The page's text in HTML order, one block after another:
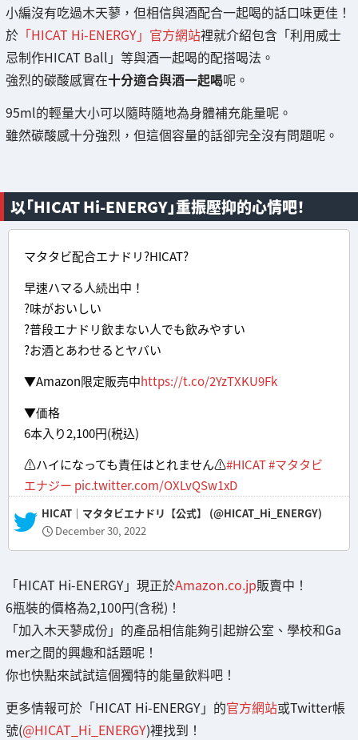
小編沒有吃過木天蓼，但相信與酒配合一起喝的話口味更佳！
於 「HICAT Hi-ENERGY」官方網站裡就介紹包含「利用威士
忌制作HICAT Ball」等與酒一起喝的配搭喝法。
強烈的碳酸感實在十分適合與酒一起喝呢。
95ml的輕量大小可以隨時隨地為身體補充能量呢。
雖然碳酸感十分強烈，但這個容量的話卻完全沒有問題呢。
以「HICAT Hi-ENERGY」重振壓抑的心情吧！
マタタビ配合エナドリ?HICAT?
早速ハマる人続出中！
?味がおいしい
?普段エナドリ飲まない人でも飲みやすい
?お酒とあわせるとヤバい
▼Amazon限定販売中https://t.co/2YzTXKU9Fk
▼価格
6本入り2,100円(税込)
⚠️ハイになっても責任はとれません⚠️#HICAT#マタタビ
エナジー pic.twitter.com/OXLvQSw1xD
— HICAT｜マタタビエナドリ【公式】 (@HICAT_Hi_ENERGY)
December 30, 2022
「HICAT Hi-ENERGY」現正於Amazon.co.jp販賣中！
6瓶裝的價格為2,100円(含税)！
「加入木天蓼成份」的產品相信能夠引起辦公室、學校和Ga
mer之間的興趣和話題呢！
你也快點來試試這個獨特的能量飲料吧！
更多情報可於「HICAT Hi-ENERGY」的官方網站或Twitter帳
號(@HICAT_Hi_ENERGY)裡找到！